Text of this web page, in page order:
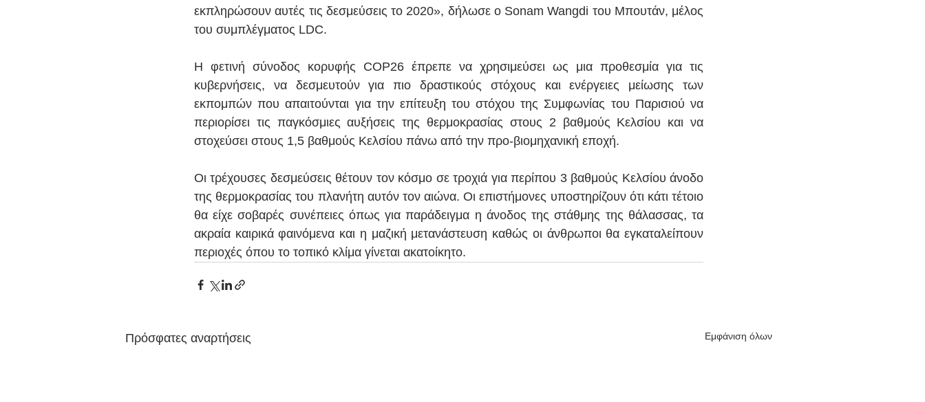
εκπληρώσουν αυτές τις δεσμεύσεις το 2020», δήλωσε ο Sonam Wangdi του Μπουτάν, μέλος
του συμπλέγματος LDC.
Η φετινή σύνοδος κορυφής COP26 έπρεπε να χρησιμεύσει ως μια προθεσμία για τις
κυβερνήσεις, να δεσμευτούν για πιο δραστικούς στόχους και ενέργειες μείωσης των
εκπομπών που απαιτούνται για την επίτευξη του στόχου της Συμφωνίας του Παρισιού να
περιορίσει τις παγκόσμιες αυξήσεις της θερμοκρασίας στους 2 βαθμούς Κελσίου και να
στοχεύσει στους 1,5 βαθμούς Κελσίου πάνω από την προ-βιομηχανική εποχή.
Οι τρέχουσες δεσμεύσεις θέτουν τον κόσμο σε τροχιά για περίπου 3 βαθμούς Κελσίου άνοδο
της θερμοκρασίας του πλανήτη αυτόν τον αιώνα. Οι επιστήμονες υποστηρίζουν ότι κάτι τέτοιο
θα είχε σοβαρές συνέπειες όπως για παράδειγμα η άνοδος της στάθμης της θάλασσας, τα
ακραία καιρικά φαινόμενα και η μαζική μετανάστευση καθώς οι άνθρωποι θα εγκαταλείπουν
περιοχές όπου το τοπικό κλίμα γίνεται ακατοίκητο.
Πρόσφατες αναρτήσεις Εμφάνιση όλων